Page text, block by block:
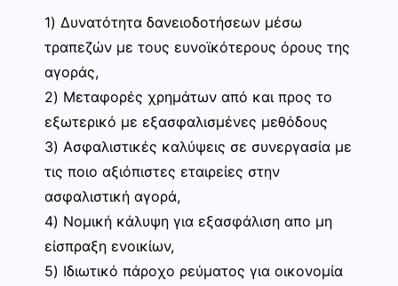
1) Δυνατότητα δανειοδοτήσεων μέσω
τραπεζών με τους ευνοϊκότερους όρους της
αγοράς,
2) Μεταφορές χρημάτων από και προς το
εξωτερικό με εξασφαλισμένες μεθόδους
3) Ασφαλιστικές καλύψεις σε συνεργασία με
τις ποιο αξιόπιστες εταιρείες στην
ασφαλιστική αγορά,
4) Νομική κάλυψη για εξασφάλιση απο μη
είσπραξη ενοικίων,
5) Ιδιωτικό πάροχο ρεύματος για οικονομία